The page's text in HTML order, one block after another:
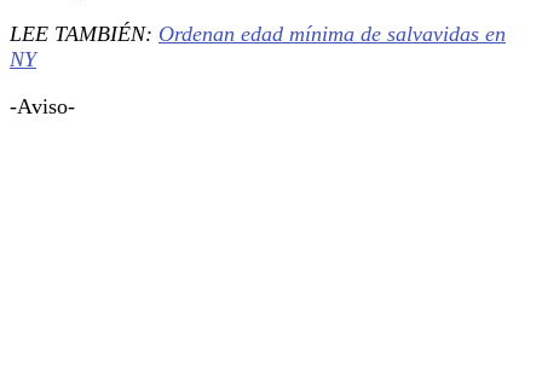
LEE TAMBIÉN: Ordenan edad mínima de salvavidas en
NY
-Aviso-